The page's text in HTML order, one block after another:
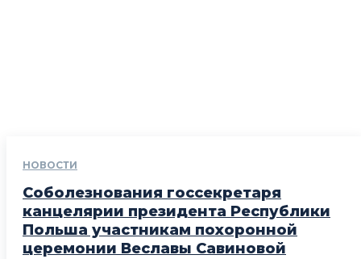
НОВОСТИ
Соболезнования госсекретаря
канцелярии президента Республики
Польша участникам похоронной
церемонии Веславы Савиновой